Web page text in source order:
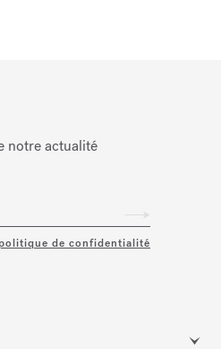
notre actualité
de confidentialité